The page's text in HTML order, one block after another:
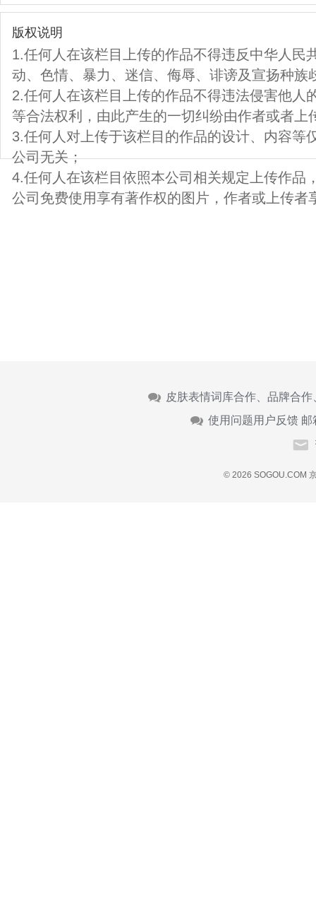
版权说明
1.任何人在该栏目上传的作品不得违反中华人民
动、色情、暴力、迷信、侮辱、诽谤及宣扬种族
2.任何人在该栏目上传的作品不得违法侵害他人
等合法权利，由此产生的一切纠纷由作者或者上
3.任何人对上传于该栏目的作品的设计、内容等
公司无关；
4.任何人在该栏目依照本公司相关规定上传作品
公司免费使用享有著作权的图片，作者或上传者
皮肤表情词库合作、品牌合
使用问题用户反馈 邮
© 2026 SOGOU.COM